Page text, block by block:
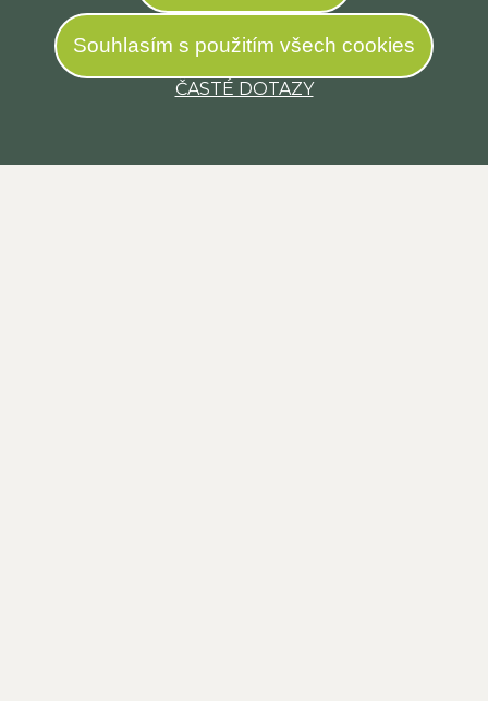
Souhlasím s použitím všech cookies
ČASTÉ DOTAZY